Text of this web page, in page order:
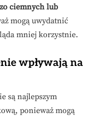
ciemnych lub
mogą uwydatnić
mniej korzystnie.
wpływają na
są najlepszym
ponieważ mogą